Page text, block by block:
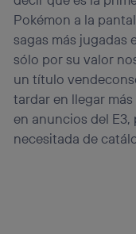
Pokémon a la
sagas más jugadas
sólo por su valor
un título
tardar en llegar
en anuncios del
necesitada de